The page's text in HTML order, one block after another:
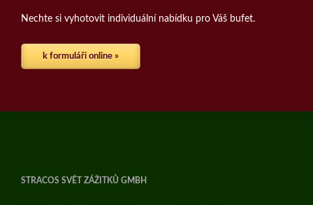
Nechte si vyhotovit individuální nabídku pro Váš bufet.
k formuláři online »
STRACOS SVĚT ZÁŽITKŮ GMBH